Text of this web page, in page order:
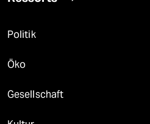
Politik
Öko
Gesellschaft